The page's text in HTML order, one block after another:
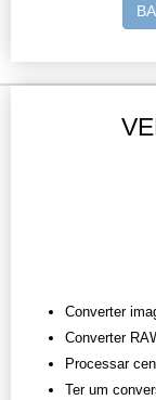
Converter
Converter
Processar
Ter um